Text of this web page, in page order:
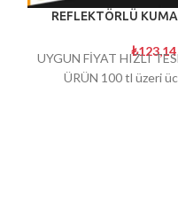
REFLEKTÖRLÜ
₺123,14
UYGUN FİYAT HIZLI
ÜRÜN 100 tl üzeri